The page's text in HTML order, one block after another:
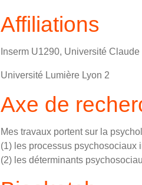
Affiliations
Inserm U1290, Université
Université Lumière Lyon 2
Axe de
Mes travaux portent sur la
(1) les processus psychosociaux
(2) les déterminants